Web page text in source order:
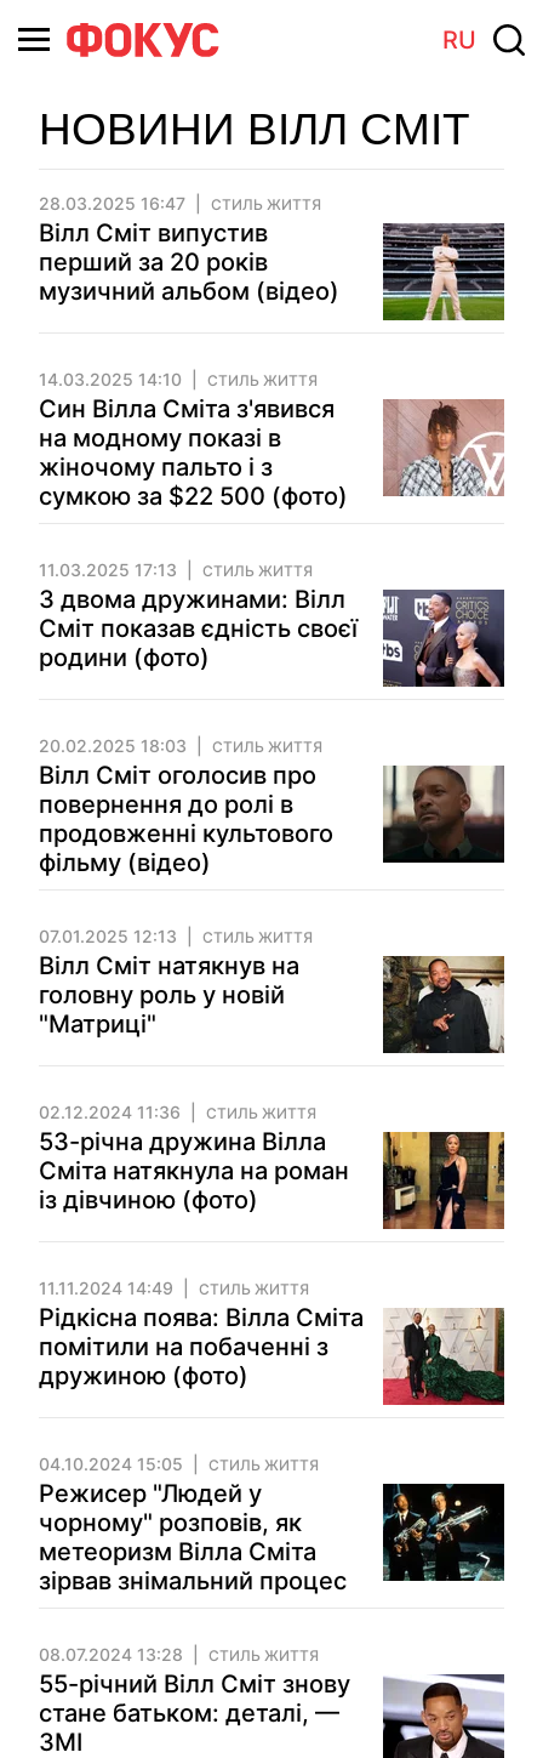
RU
НОВИНИ ВІЛЛ СМІТ
28.03.2025 16:47 СТИЛЬ ЖИТТЯ
Вілл Сміт випустив
перший за 20 років
музичний альбом (відео)
14.03.2025 14:10 СТИЛЬ ЖИТТЯ
Син Вілла Сміта з'явився
на модному показі в
жіночому пальто і з
сумкою за $22 500 (фото)
11.03.2025 17:13 СТИЛЬ ЖИТТЯ
З двома дружинами: Вілл
Сміт показав єдність своєї
родини (фото)
20.02.2025 18:03 СТИЛЬ ЖИТТЯ
Вілл Сміт оголосив про
повернення до ролі в
продовженні культового
фільму (відео)
07.01.2025 12:13 СТИЛЬ ЖИТТЯ
Вілл Сміт натякнув на
головну роль у новій
"Матриці"
02.12.2024 11:36 СТИЛЬ ЖИТТЯ
53-річна дружина Вілла
Сміта натякнула на роман
із дівчиною (фото)
11.11.2024 14:49 СТИЛЬ ЖИТТЯ
Рідкісна поява: Вілла Сміта
помітили на побаченні з
дружиною (фото)
04.10.2024 15:05 СТИЛЬ ЖИТТЯ
Режисер "Людей у
чорному" розповів, як
метеоризм Вілла Сміта
зірвав знімальний процес
08.07.2024 13:28 СТИЛЬ ЖИТТЯ
55-річний Вілл Сміт знову
стане батьком: деталі, —
ЗМІ